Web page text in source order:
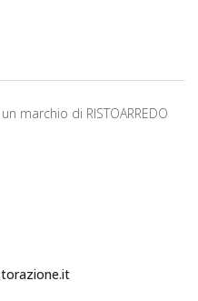
marchio di RISTOARREDO